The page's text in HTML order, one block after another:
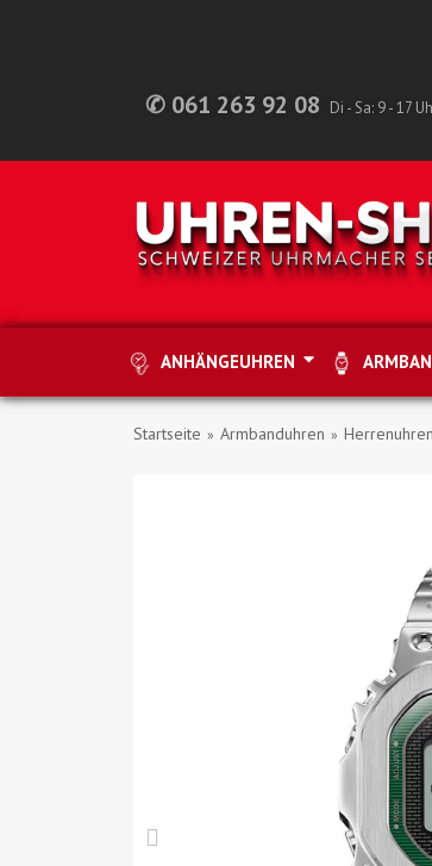
✆ 061 263 92 08 Di - Sa: 9 - 17
ANHÄNGEUHREN
Startseite Armbanduhren Herrenuhren